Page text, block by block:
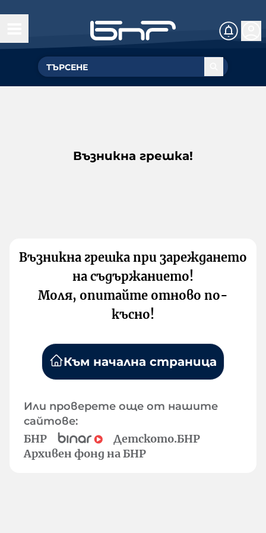
Възникна грешка!
Възникна грешка при зареждането
на съдържанието!
Моля, опитайте отново по-
късно!
Към начална страница
Или проверете още от нашите
сайтове:
БНР
Детското.БНР
Архивен фонд на БНР